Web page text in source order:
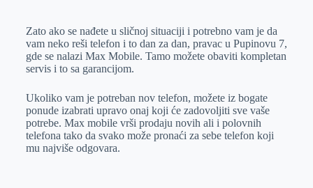
Zato ako se nađete u sličnoj situaciji i potrebno vam je da
vam neko reši telefon i to dan za dan, pravac u Pupinovu 7,
gde se nalazi Max Mobile. Tamo možete obaviti kompletan
servis i to sa garancijom.
Ukoliko vam je potreban nov telefon, možete iz bogate
ponude izabrati upravo onaj koji će zadovoljiti sve vaše
potrebe. Max mobile vrši prodaju novih ali i polovnih
telefona tako da svako može pronaći za sebe telefon koji
mu najviše odgovara.